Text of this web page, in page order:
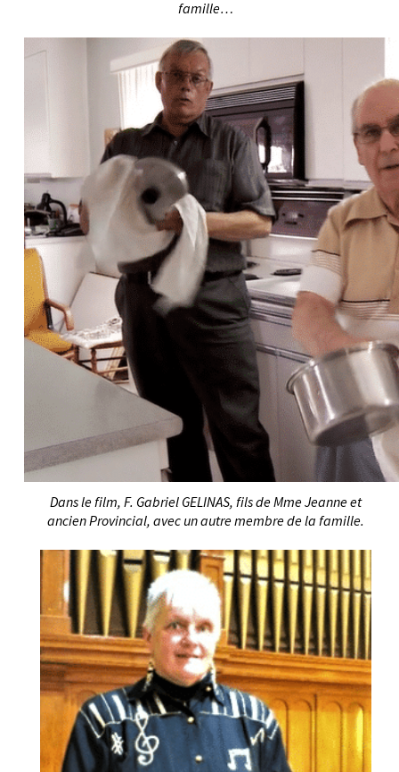
famille…
Dans le film, F. Gabriel GELINAS, fils de Mme Jeanne et
ancien Provincial, avec un autre membre de la famille.